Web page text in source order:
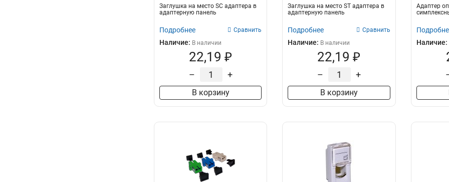
Заглушка на место SC адаптера в
адаптерную панель
Подробнее Сравнить
Наличие: В наличии
22,19 ₽
– +
В корзину
Заглушка на место ST адаптера в
адаптерную панель
Подробнее Сравнить
Наличие: В наличии
22,19 ₽
– +
В корзину
Адаптер
Наличие: